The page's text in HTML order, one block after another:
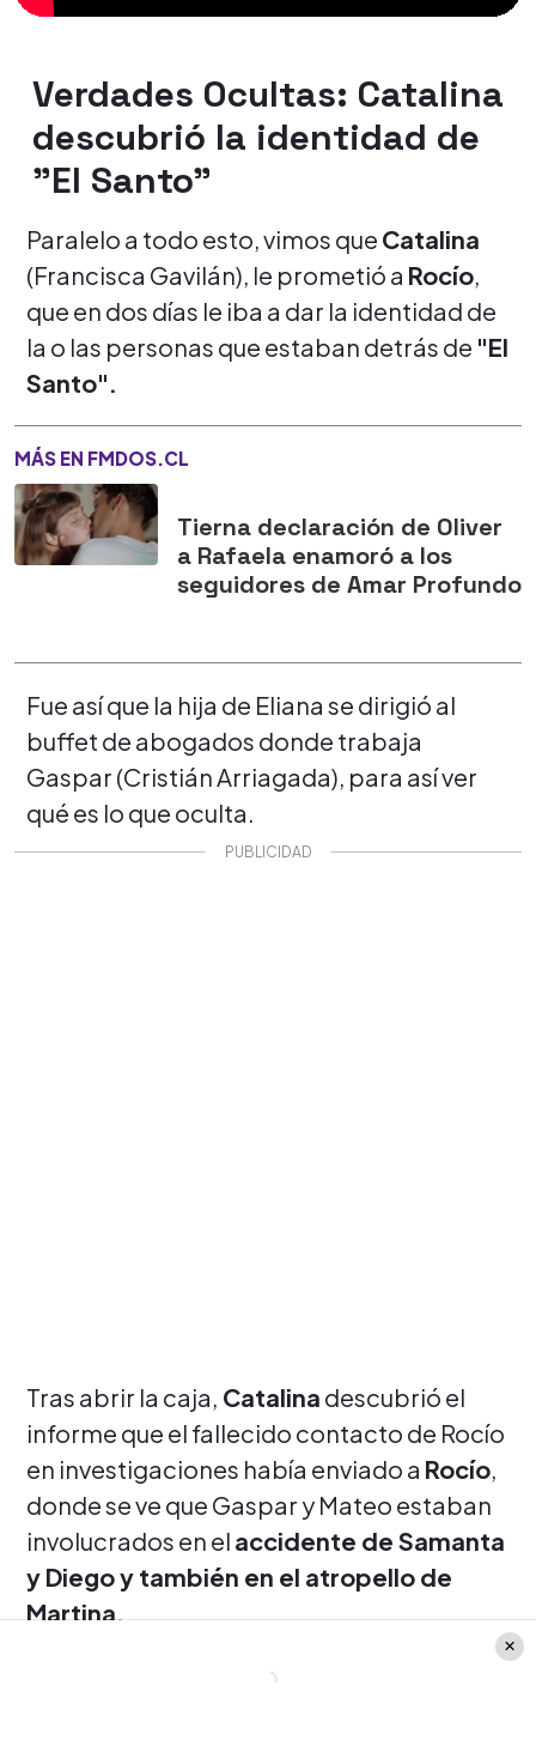
Verdades Ocultas: Catalina
descubrió la identidad de
"El Santo"
Paralelo a todo esto, vimos que Catalina
(Francisca Gavilán), le prometió a Rocío,
que en dos días le iba a dar la identidad de
la o las personas que estaban detrás de "El
Santo".
MÁS EN FMDOS.CL
Tierna declaración de Oliver
a Rafaela enamoró a los
seguidores de Amar Profundo
Fue así que la hija de Eliana se dirigió al
buffet de abogados donde trabaja
Gaspar (Cristián Arriagada), para así ver
qué es lo que oculta.
Tras abrir la caja, Catalina descubrió el
informe que el fallecido contacto de Rocío
en investigaciones había enviado a Rocío,
donde se ve que Gaspar y Mateo estaban
involucrados en el accidente de Samanta
y Diego y también en el atropello de
Martina.
: ¡Alerta de spoiler! Nuevo